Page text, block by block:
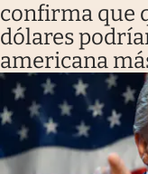
confirma que
dólares
americana